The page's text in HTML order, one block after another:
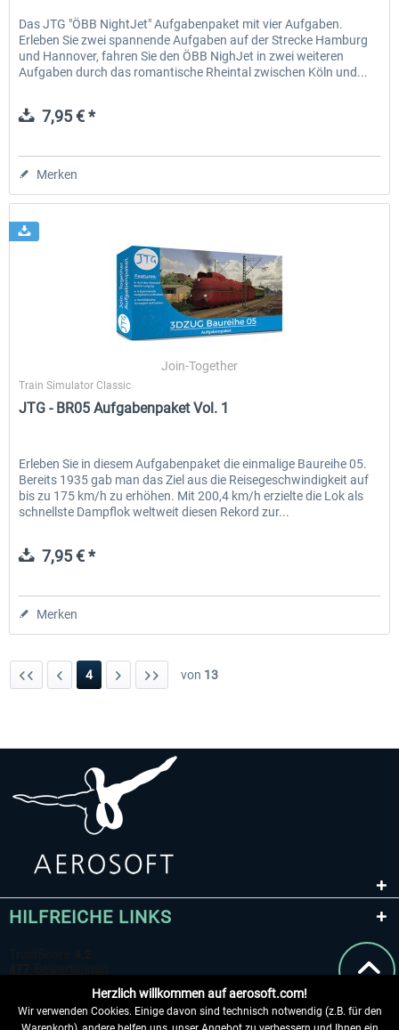
Das JTG "ÖBB NightJet" Aufgabenpaket mit vier Aufgaben.
Erleben Sie zwei spannende Aufgaben auf der Strecke Hamburg
und Hannover, fahren Sie den ÖBB NighJet in zwei weiteren
Aufgaben durch das romantische Rheintal zwischen Köln und...
7,95 € *
Merken
Join-Together
Train Simulator Classic
JTG - BR05 Aufgabenpaket Vol. 1
Erleben Sie in diesem Aufgabenpaket die einmalige Baureihe 05.
Bereits 1935 gab man das Ziel aus die Reisegeschwindigkeit auf
bis zu 175 km/h zu erhöhen. Mit 200,4 km/h erzielte die Lok als
schnellste Dampflok weltweit diesen Rekord zur...
7,95 € *
Merken
4 von 13
HILFREICHE LINKS
Herzlich willkommen auf aerosoft.com!
Wir verwenden Cookies. Einige davon sind technisch notwendig (z.B. für den